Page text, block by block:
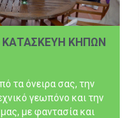
ΚΑΤΑΣΚΕΥΗ ΚΗΠΩΝ
τα όνειρα σας, την
γεωπόνο και την
με φαντασία και